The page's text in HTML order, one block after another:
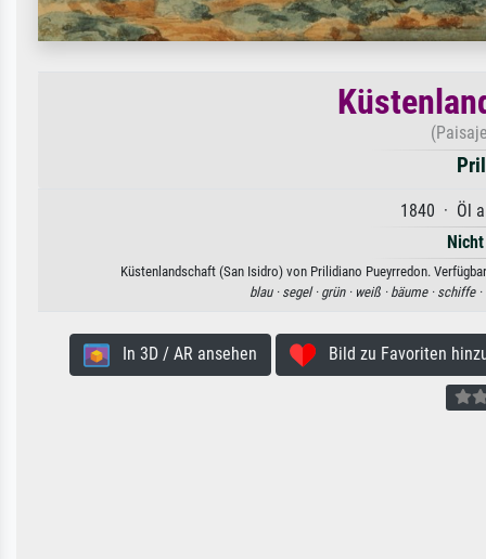
1840 · Öl
Küstenlandschaft (San Isidro) von Prilidiano Pueyrredon.
blau · segel · grün · weiß · bäume · schiffe ·
In 3D / AR ansehen Bild zu Favoriten